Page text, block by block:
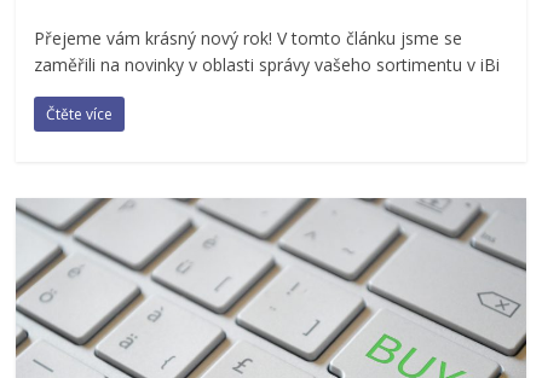
Přejeme vám krásný nový rok! V tomto článku jsme se
zaměřili na novinky v oblasti správy vašeho sortimentu v iBi
Čtěte více